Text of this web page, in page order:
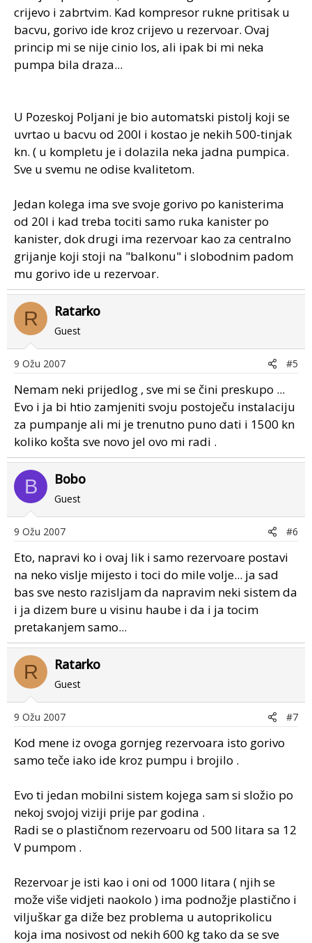
crijevo i zabrtvim. Kad kompresor rukne pritisak u
bacvu, gorivo ide kroz crijevo u rezervoar. Ovaj
princip mi se nije cinio los, ali ipak bi mi neka
pumpa bila draza...
U Pozeskoj Poljani je bio automatski pistolj koji se
uvrtao u bacvu od 200l i kostao je nekih 500-tinjak
kn. ( u kompletu je i dolazila neka jadna pumpica.
Sve u svemu ne odise kvalitetom.
Jedan kolega ima sve svoje gorivo po kanisterima
od 20l i kad treba tociti samo ruka kanister po
kanister, dok drugi ima rezervoar kao za centralno
grijanje koji stoji na "balkonu" i slobodnim padom
mu gorivo ide u rezervoar.
R Ratarko
Guest
9 Ožu 2007 #5
Nemam neki prijedlog , sve mi se čini preskupo ...
Evo i ja bi htio zamjeniti svoju postoječu instalaciju
za pumpanje ali mi je trenutno puno dati i 1500 kn
koliko košta sve novo jel ovo mi radi .
B Bobo
Guest
9 Ožu 2007 #6
Eto, napravi ko i ovaj lik i samo rezervoare postavi
na neko vislje mijesto i toci do mile volje... ja sad
bas sve nesto razisljam da napravim neki sistem da
i ja dizem bure u visinu haube i da i ja tocim
pretakanjem samo...
R Ratarko
Guest
9 Ožu 2007 #7
Kod mene iz ovoga gornjeg rezervoara isto gorivo
samo teče iako ide kroz pumpu i brojilo .
Evo ti jedan mobilni sistem kojega sam si složio po
nekoj svojoj viziji prije par godina .
Radi se o plastičnom rezervoaru od 500 litara sa 12
V pumpom .
Rezervoar je isti kao i oni od 1000 litara ( njih se
može više vidjeti naokolo ) ima podnožje plastično i
viljuškar ga diže bez problema u autoprikolicu
koja ima nosivost od nekih 600 kg tako da se sve